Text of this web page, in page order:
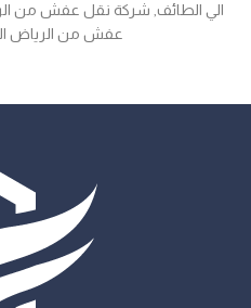
الي الطائف, شركة نقل عفش من
عفش من الرياض